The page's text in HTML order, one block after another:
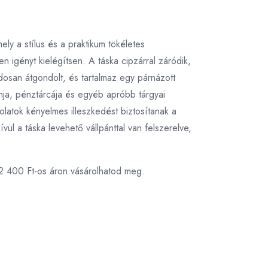
a stílus és a praktikum tökéletes
igényt kielégítsen. A táska cipzárral záródik,
átgondolt, és tartalmaz egy párnázott
pénztárcája és egyéb apróbb tárgyai
kényelmes illeszkedést biztosítanak a
a táska levehető vállpánttal van felszerelve,
400 Ft-os áron vásárolhatod meg.